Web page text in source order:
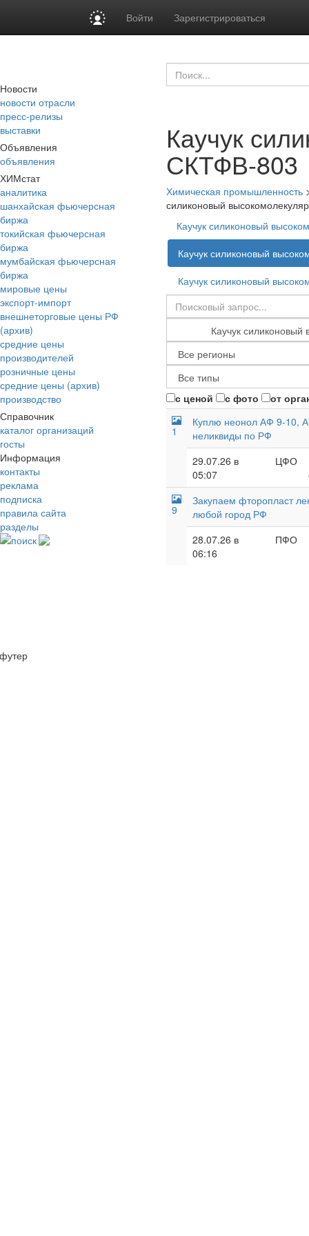
Войти Зарегистрироваться
Новости
новости отрасли
пресс-релизы
выставки
Объявления
объявления
ХИМстат
аналитика
шанхайская фьючерсная
биржа
токийская фьючерсная
биржа
мумбайская фьючерсная
биржа
мировые цены
экспорт-импорт
внешнеторговые цены РФ
(архив)
средние цены
производителей
розничные цены
средние цены (архив)
производство
Справочник
каталог организаций
госты
Информация
контакты
реклама
подписка
правила сайта
разделы
поиск
Каучук
СКТФВ-803
Химическая промышленность
силиконовый
Каучук силиконовый
Каучук силиконовый
Каучук силиконовый
с ценой с фото от
1
Куплю неонол АФ 9-10,
неликвиды по РФ
29.07.26 в
05:07
ЦФО
9
Закупаем фторопласт
любой город РФ
28.07.26 в
06:16
ПФО
футер